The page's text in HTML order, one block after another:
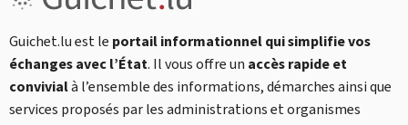
Guichet.lu est le portail informationnel qui simplifie vos
échanges avec l’État. Il vous offre un accès rapide et
convivialà l’ensemble des informations, démarches ainsi que
services proposés par les administrations et organismes